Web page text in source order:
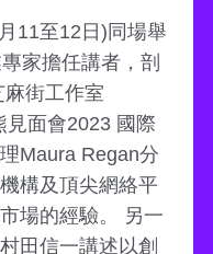
11至12日)同場舉
家擔任講者，剖
街工作室
見面會2023 國際
Maura Regan分
構及頂尖網絡平
場的經驗。 另一
田信一講述以創